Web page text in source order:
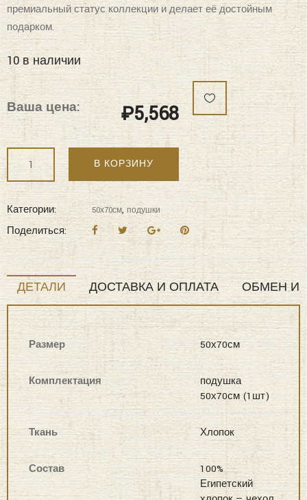
премиальный статус коллекции и делает её достойным
подарком.
10 в наличии
Ваша цена: ₽5,568
Количество
"KAZANOV.A"
Подушка
(жемчуг
пудра)
50х70
В КОРЗИНУ
Категории: 50х70см, подушки
Поделиться:
ДЕТАЛИ ДОСТАВКА И ОПЛАТА ОБМЕН И
Размер 50х70см
Комплектация
подушка
50х70см (1шт)
Ткань Хлопок
Состав
100%
Египетский